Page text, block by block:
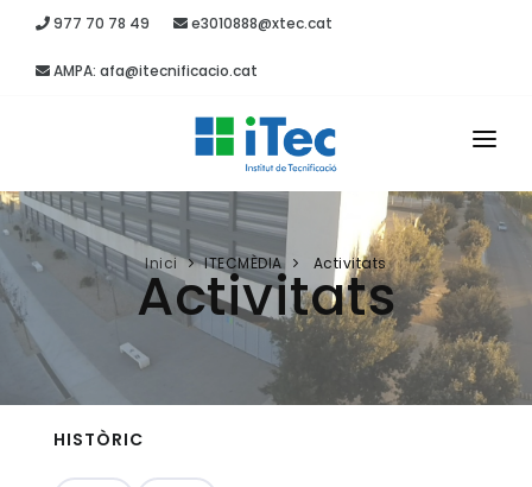
977 70 78 49 e3010888@xtec.cat
AMPA: afa@itecnificacio.cat
INICI
EL CENTRE
SECRETARIA
PROJECTES
Inici ITECMÈDIA Activitats
Activitats
HISTÒRIC